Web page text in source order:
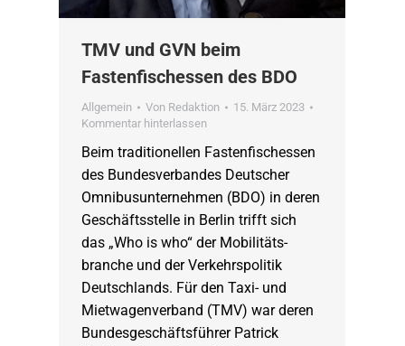
TMV und GVN beim
Fastenfischessen des BDO
Allgemein Von Redaktion
15. März 2023
Kommentar hinterlassen
Beim traditionellen Fastenfischessen
des Bundesverbandes Deutscher
Omnibusunternehmen (BDO) in deren
Geschäftsstelle in Berlin trifft sich
das „Who is who“ der Mobilitäts-
branche und der Verkehrspolitik
Deutschlands. Für den Taxi- und
Mietwagenverband (TMV) war deren
Bundesgeschäftsführer Patrick